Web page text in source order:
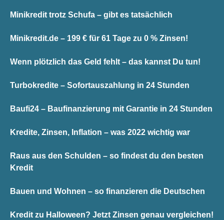
Minikredit trotz Schufa – gibt es tatsächlich
Minikredit.de – 199 € für 61 Tage zu 0 % Zinsen!
Wenn plötzlich das Geld fehlt – das kannst Du tun!
Turbokredite – Sofortauszahlung in 24 Stunden
Baufi24 – Baufinanzierung mit Garantie in 24 Stunden
Kredite, Zinsen, Inflation – was 2022 wichtig war
Raus aus den Schulden – so findest du den besten
Kredit
Bauen und Wohnen – so finanzieren die Deutschen
Kredit zu Halloween? Jetzt Zinsen genau vergleichen!